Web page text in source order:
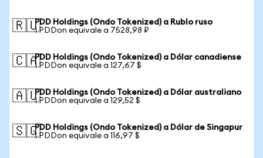
🇷🇺PDD Holdings (Ondo Tokenized) a Rublo ruso
1 PDDon equivale a 7528,98 ₽
🇨🇦PDD Holdings (Ondo Tokenized) a Dólar canadiense
1 PDDon equivale a 127,67 $
🇦🇺PDD Holdings (Ondo Tokenized) a Dólar australiano
1 PDDon equivale a 129,52 $
🇸🇬PDD Holdings (Ondo Tokenized) a Dólar de Singapur
1 PDDon equivale a 116,97 $